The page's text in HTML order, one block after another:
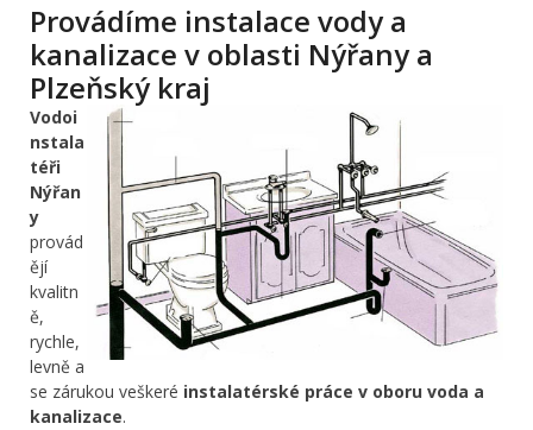
Provádíme instalace vody a
kanalizace v oblasti Nýřany a
Plzeňský kraj
Vodoi
nstala
téři
Nýřan
y
provád
ějí
kvalitn
ě,
rychle,
levně a
se zárukou veškeré instalatérské práce v oboru voda a
kanalizace.